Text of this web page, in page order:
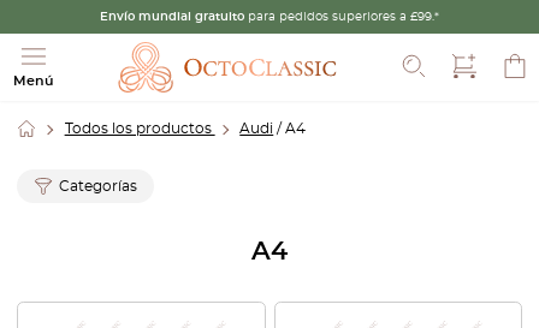
Envío mundial gratuito para pedidos superiores a £99.*
Menú
Todos los productos Audi / A4
Categorías
A4